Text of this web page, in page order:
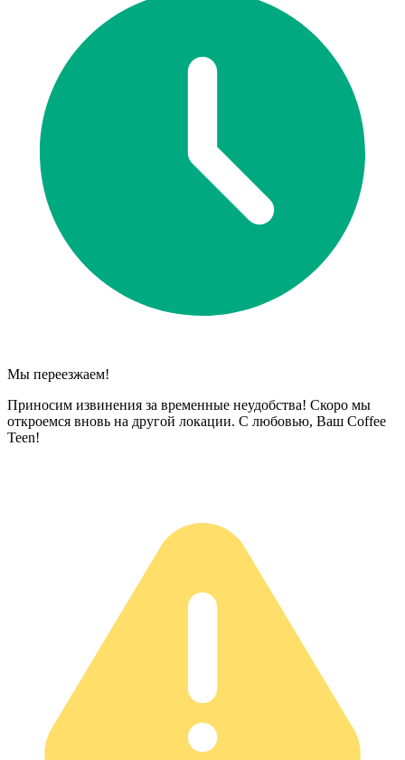
Мы переезжаем!
Приносим извинения за временные неудобства! Скоро мы
откроемся вновь на другой локации. С любовью, Ваш Coffee
Teen!